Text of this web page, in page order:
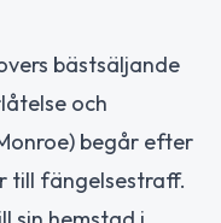
bästsäljande
och
begår efter
till fängelsestraff.